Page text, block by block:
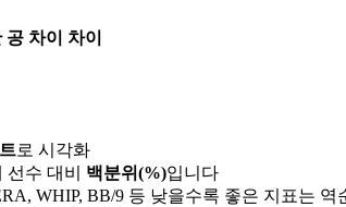
차이
차이
로 시각화
선수 대비 백분위(%)입니다
WHIP, BB/9 등 낮을수록 좋은 지표는 역